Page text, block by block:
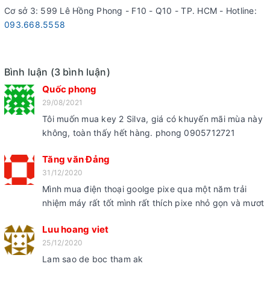
Cơ sở 3: 599 Lê Hồng Phong - F10 - Q10 - TP. HCM - Hotline:
093.668.5558
Bình luận (3 bình luận)
Quốc phong
29/08/2021
Tôi muốn mua key 2 Silva, giá có khuyến mãi mùa này
không, toàn thấy hết hàng. phong 0905712721
Tăng văn Đảng
31/12/2020
Mình mua điện thoại goolge pixe qua một năm trải
nhiệm máy rất tốt mình rất thích pixe nhỏ gọn và mươt
Luu hoang viet
25/12/2020
Lam sao de boc tham ak